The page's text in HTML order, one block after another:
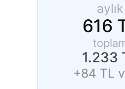
aylık
616
1.233
+84 TL